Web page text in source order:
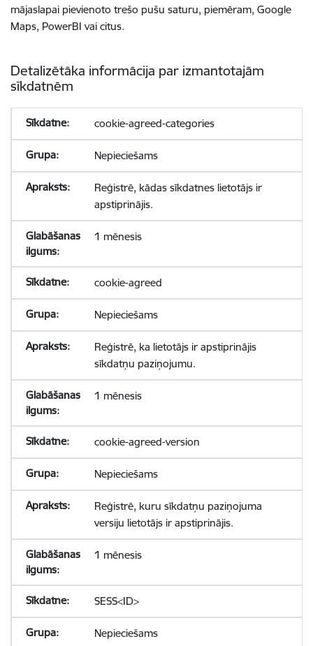
mājaslapai pievienoto trešo pušu saturu, piemēram, Google
Maps, PowerBI vai citus.
Detalizētāka informācija par izmantotajām
sīkdatnēm
cookie-agreed-categories
Nepieciešams
Reģistrē, kādas sīkdatnes lietotājs ir
apstiprinājis.
1 mēnesis
cookie-agreed
Nepieciešams
Reģistrē, ka lietotājs ir apstiprinājis
sīkdatņu paziņojumu.
1 mēnesis
cookie-agreed-version
Nepieciešams
Reģistrē, kuru sīkdatņu paziņojuma
versiju lietotājs ir apstiprinājis.
1 mēnesis
SESS<ID>
Nepieciešams